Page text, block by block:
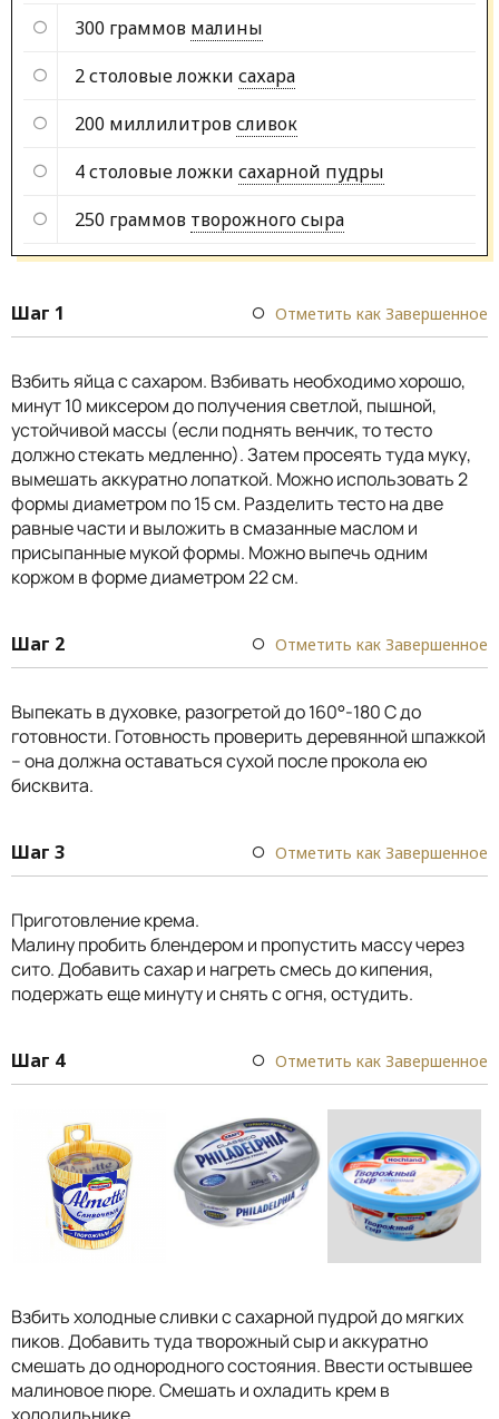
300 граммов малины
2 столовые ложки сахара
200 миллилитровсливок
4 столовые ложки сахарной пудры
250 граммов творожного сыра
Шаг 1 Отметить как Завершенное
Взбить яйца с сахаром. Взбивать необходимо хорошо,
минут 10 миксером до получения светлой, пышной,
устойчивой массы (если поднять венчик, то тесто
должно стекать медленно). Затем просеять туда муку,
вымешать аккуратно лопаткой. Можно использовать 2
формы диаметром по 15 см. Разделить тесто на две
равные части и выложить в смазанные маслом и
присыпанные мукой формы. Можно выпечь одним
коржом в форме диаметром 22 см.
Шаг 2 Отметить как Завершенное
Выпекать в духовке, разогретой до 160°-180 С до
готовности. Готовность проверить деревянной шпажкой
– она должна оставаться сухой после прокола ею
бисквита.
Шаг 3 Отметить как Завершенное
Приготовление крема.
Малину пробить блендером и пропустить массу через
сито. Добавить сахар и нагреть смесь до кипения,
подержать еще минуту и снять с огня, остудить.
Шаг 4 Отметить как Завершенное
Взбить холодные сливки с сахарной пудрой до мягких
пиков. Добавить туда творожный сыр и аккуратно
смешать до однородного состояния. Ввести остывшее
малиновое пюре. Смешать и охладить крем в